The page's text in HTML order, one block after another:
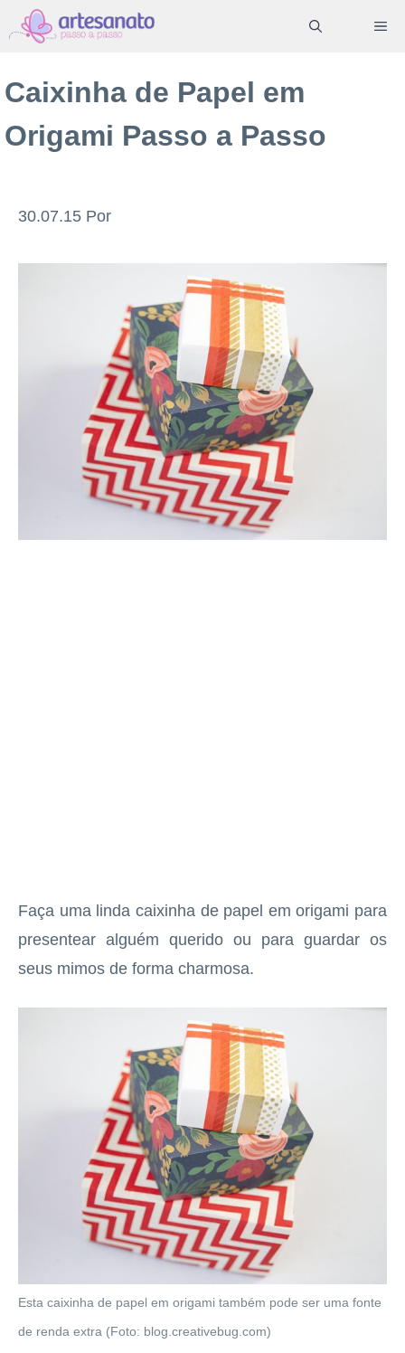
Pular
para
conteúdo
Caixinha de Papel em
Origami Passo a Passo
30.07.15 Por
Faça uma linda caixinha de papel em origami para
presentear alguém querido ou para guardar os
seus mimos de forma charmosa.
Esta caixinha de papel em origami também pode ser uma fonte
de renda extra (Foto: blog.creativebug.com)